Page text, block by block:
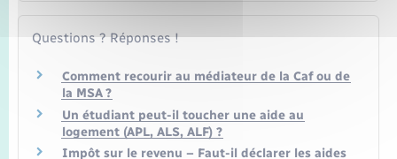
Questions ? Réponses !
Comment recourir au médiateur de la Caf ou de
la MSA ?
Un étudiant peut-il toucher une aide au
logement (APL, ALS, ALF) ?
Impôt sur le revenu – Faut-il déclarer les aides